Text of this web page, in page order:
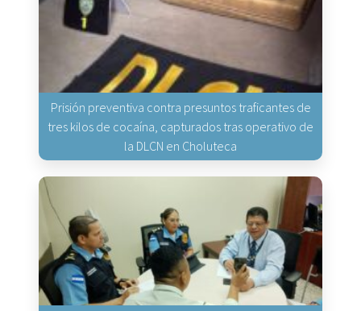
Prisión preventiva contra presuntos traficantes de
tres kilos de cocaína, capturados tras operativo de
la DLCN en Choluteca